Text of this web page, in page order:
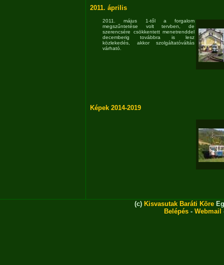
2011. április
2011. május 1-től a forgalom
megszűntetése volt tervben, de
szerencsére csökkentett menetrenddel
decemberig továbbra is lesz
közlekedés, akkor szolgáltatóváltás
várható.
Képek 2014-2019
(c) Kisvasutak Baráti Köre
Belépés - Webmail